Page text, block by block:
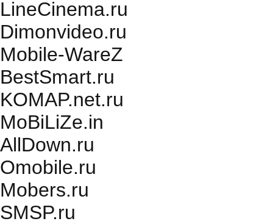
LineCinema.ru
Dimonvideo.ru
Mobile-WareZ
BestSmart.ru
KOMAP.net.ru
MoBiLiZe.in
AllDown.ru
Оmobile.ru
Mobers.ru
SMSP.ru